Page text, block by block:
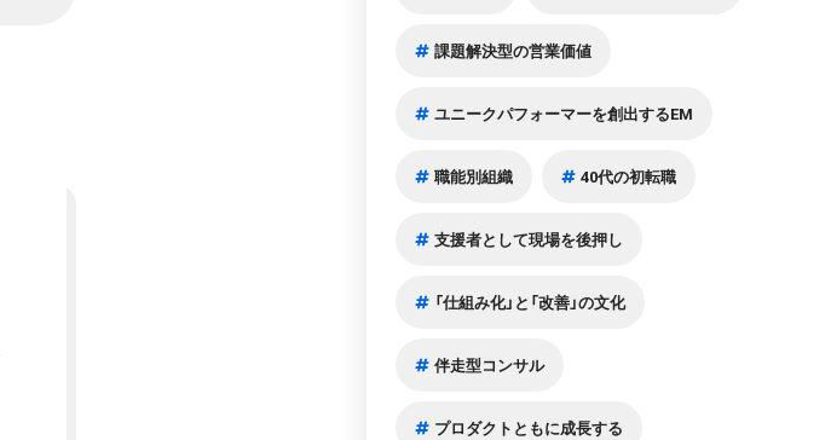
課題解決型の営業価値
ユニークパフォーマーを創出するEM
職能別組織 40代の初転職
支援者として現場を後押し
「仕組み化」と「改善」の文化
伴走型コンサル
プロダクトともに成長する